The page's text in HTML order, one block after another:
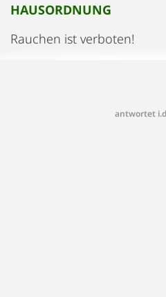
HAUSORDNUNG
Rauchen ist verboten!
antwortet